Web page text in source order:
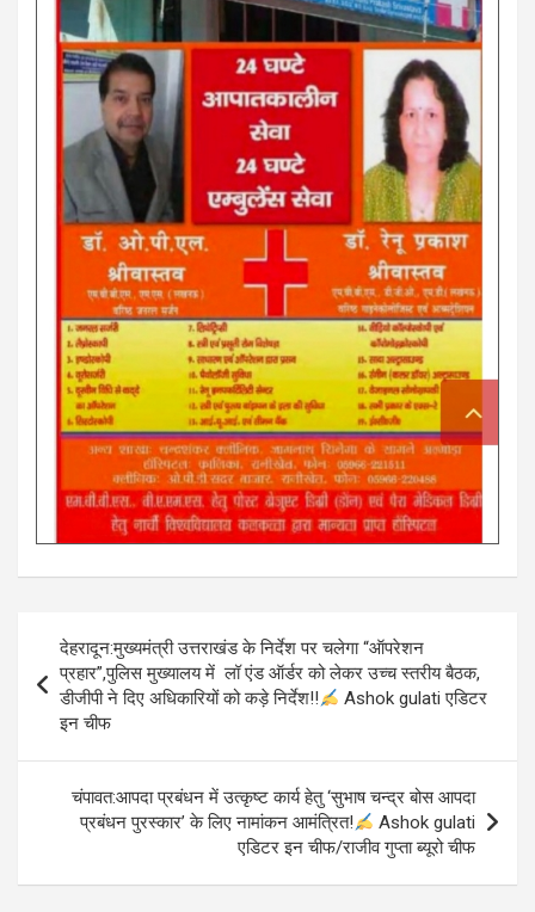
Post
navigation
देहरादून:मुख्यमंत्री उत्तराखंड के निर्देश पर चलेगा “ऑपरेशन
प्रहार”,पुलिस मुख्यालय में लॉ एंड ऑर्डर को लेकर उच्च स्तरीय बैठक,
डीजीपी ने दिए अधिकारियों को कड़े निर्देश!!
Ashok gulati एडिटर
इन चीफ
चंपावत:आपदा प्रबंधन में उत्कृष्ट कार्य हेतु ‘सुभाष चन्द्र बोस आपदा
प्रबंधन पुरस्कार’ के लिए नामांकन आमंत्रित!
Ashok gulati
एडिटर इन चीफ/राजीव गुप्ता ब्यूरो चीफ